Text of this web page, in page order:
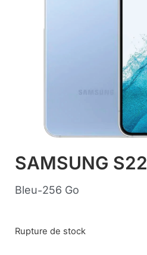
SAMSUNG S22
Bleu-256 Go
Rupture de stock